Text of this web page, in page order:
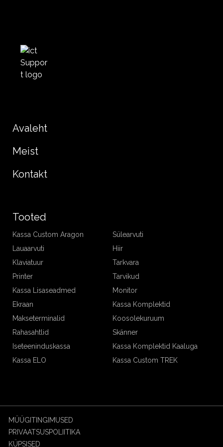
Avaleht
Meist
Kontakt
Tooted
Kassa Custom Aragon
Sülearvuti
Lauaarvuti
Hiir
Klaviatuur
Tarkvara
Printer
Tarvikud
Kassa Lisaseadmed
Monitor
Ekraan
Kassa Komplektid
Makseterminalid
Koosolekuruum
Rahasahtlid
Skänner
Iseteeninduskassa
Kassa Komplektid Kaaluga
Kassa ELO
Kassa Custom TREK
MÜÜGITINGIMUSED
PRIVAATSUSPOLIITIKA
KÜPSISED